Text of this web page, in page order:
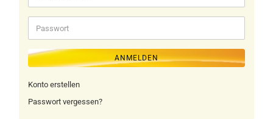
Mail-
Adresse
Passwort
ANMELDEN
Konto erstellen
Passwort vergessen?